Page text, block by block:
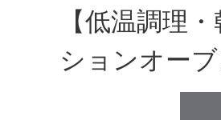
【低温調理
ションオー